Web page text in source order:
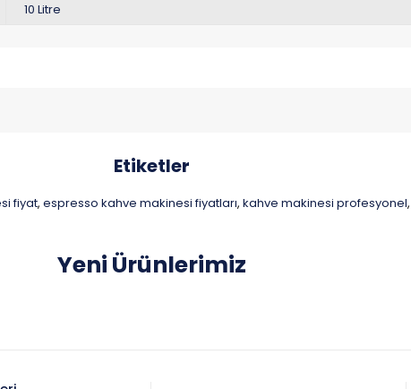
10 Litre
Etiketler
fiyat, espresso kahve makinesi fiyatları, kahve makinesi profesyonel,
Yeni Ürünlerimiz